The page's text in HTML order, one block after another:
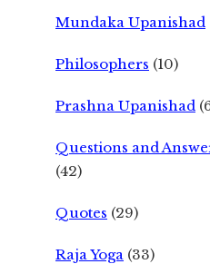
Mundaka Upanishad
Philosophers (10)
Prashna Upanishad
Questions and
(42)
Quotes (29)
Raja Yoga (33)